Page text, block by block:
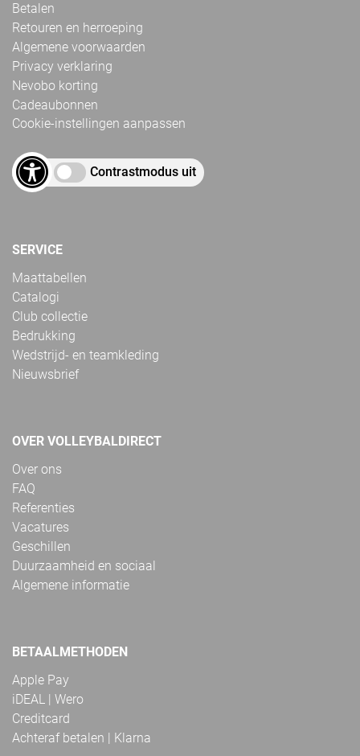
Betalen
Retouren en herroeping
Algemene voorwaarden
Privacy verklaring
Nevobo korting
Cadeaubonnen
Cookie-instellingen aanpassen
Contrastmodus uit
SERVICE
Maattabellen
Catalogi
Club collectie
Bedrukking
Wedstrijd- en teamkleding
Nieuwsbrief
OVER VOLLEYBALDIRECT
Over ons
FAQ
Referenties
Vacatures
Geschillen
Duurzaamheid en sociaal
Algemene informatie
BETAALMETHODEN
Apple Pay
iDEAL | Wero
Creditcard
Achteraf betalen | Klarna